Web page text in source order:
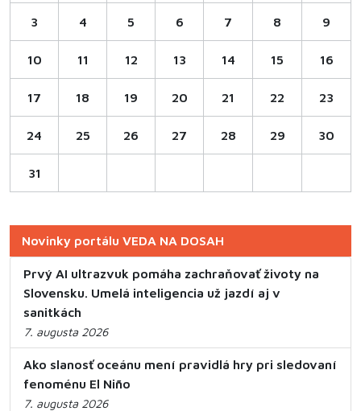
3 4 5 6 7 8 9
10 11 12 13 14 15 16
17 18 19 20 21 22 23
24 25 26 27 28 29 30
31
Novinky portálu VEDA NA DOSAH
Prvý AI ultrazvuk pomáha zachraňovať životy na
Slovensku. Umelá inteligencia už jazdí aj v
sanitkách
7. augusta 2026
Ako slanosť oceánu mení pravidlá hry pri sledovaní
fenoménu El Niño
7. augusta 2026